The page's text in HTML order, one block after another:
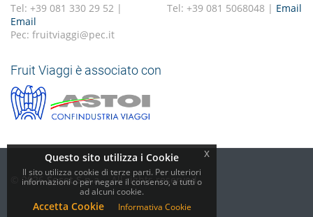
Tel: +39 081 330 29 52 |
Email
Pec: fruitviaggi@pec.it
Tel: +39 081 5068048 | Email
Fruit Viaggi è associato con
© 2026Soset S.p.a.- All rights reserved.
Questo sito utilizza i Cookie
Il sito utilizza cookie di terze parti. Per ulteriori
informazioni o per negare il consenso, a tutti o
ad alcuni cookie.
Accetta Cookie Informativa Cookie
x